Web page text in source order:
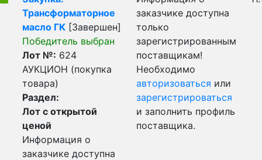
Трансформаторное
масло ГК [Завершен]
Победитель выбран
Лот №: 624
АУКЦИОН (покупка
товара)
Раздел:
Лот с открытой
ценой
Информация о
заказчике доступна
заказчике доступна
только
зарегистрированным
поставщикам!
Необходимо
авторизоваться или
зарегистрироваться
и заполнить профиль
поставщика.